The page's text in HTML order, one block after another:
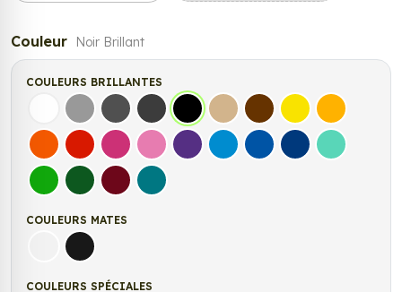
Couleur Noir Brillant
COULEURS BRILLANTES
Blanc Gris Gris FoncéGris Anthracite
Noir Beige Marron Jaune ClairJaune
OrangeRouge FuchsiaRose Violet Bleu clairBleu MoyenBleu FoncéBleu Vert
Vert clairVert FoncéBordeauxTurquoise
COULEURS MATES
Blanc matNoir mat
COULEURS SPÉCIALES